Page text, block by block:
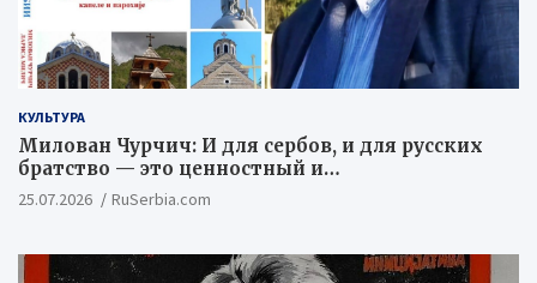
КУЛЬТУРА
Милован Чурчич: И для сербов, и для русских
братство — это ценностный и
цивилизационный концепт
25.07.2026 RuSerbia.com